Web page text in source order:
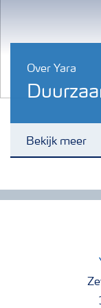
Over Yara
Bekijk meer
Waar we